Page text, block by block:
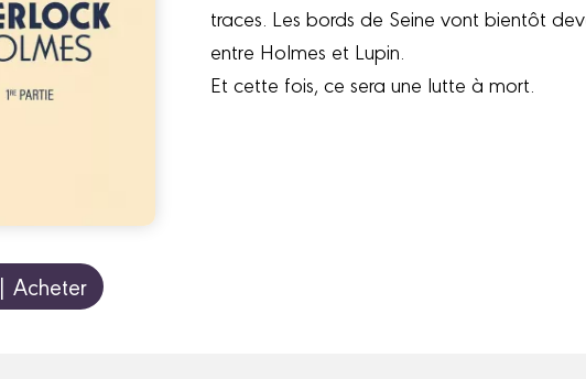
| Acheter
traces. Les bords de Seine vont bientôt
entre Holmes et Lupin.
Et cette fois, ce sera une lutte à mort.